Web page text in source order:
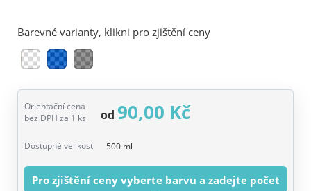
Barevné varianty, klikni pro zjištění ceny
Orientační cena
bez DPH za 1 ks
od 90,00 Kč
Dostupné velikosti 500 ml
Pro zjištění ceny vyberte barvu a zadejte počet